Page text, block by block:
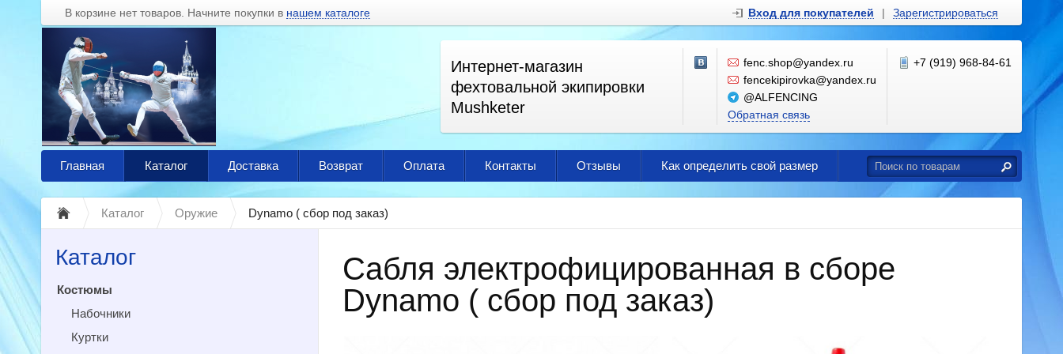
В корзине нет товаров. Начните покупки в нашем каталоге Вход для покупателей | Зарегистрироваться
Интернет-магазин
фехтовальной экипировки
Mushketer
fenc.shop@yandex.ru
fencekipirovka@yandex.ru
@ALFENCING
Обратная связь
+7 (919) 968-84-61
Главная Каталог Доставка Возврат Оплата Контакты Отзывы Как определить свой размер
Каталог Оружие Dynamo ( сбор под заказ)
Сабля электрофицированная в сборе
Dynamo ( сбор под заказ)
Каталог
Костюмы
Набочники
Куртки